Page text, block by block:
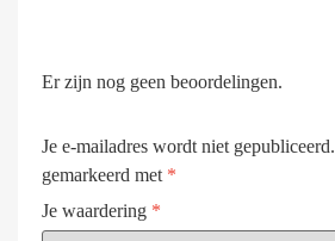
Er zijn nog geen beoordelingen.
Je e-mailadres wordt niet gepubliceerd.
gemarkeerd met *
Je waardering *